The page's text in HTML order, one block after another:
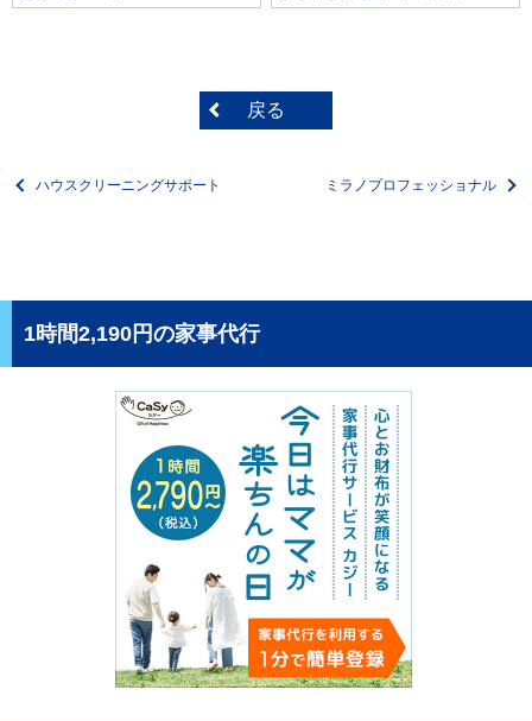
戻る
ハウスクリーニングサポート ミラノプロフェッショナル
1時間2,190円の家事代行